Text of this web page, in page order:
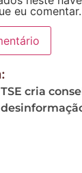
eu comentar.
TSE cria